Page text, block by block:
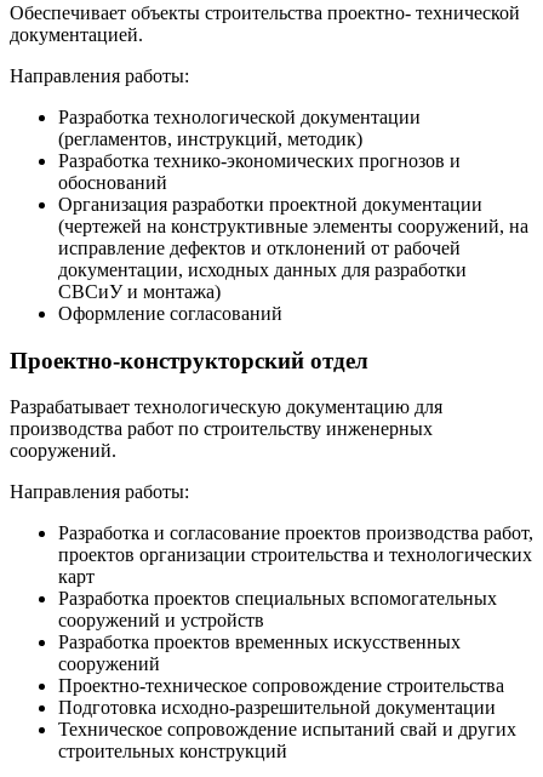
Обеспечивает объекты строительства проектно- технической
документацией.
Направления работы:
Разработка технологической документации
(регламентов, инструкций, методик)
Разработка технико-экономических прогнозов и
обоснований
Организация разработки проектной документации
(чертежей на конструктивные элементы сооружений, на
исправление дефектов и отклонений от рабочей
документации, исходных данных для разработки
СВСиУ и монтажа)
Оформление согласований
Проектно-конструкторский отдел
Разрабатывает технологическую документацию для
производства работ по строительству инженерных
сооружений.
Направления работы:
Разработка и согласование проектов производства работ,
проектов организации строительства и технологических
карт
Разработка проектов специальных вспомогательных
сооружений и устройств
Разработка проектов временных искусственных
сооружений
Проектно-техническое сопровождение строительства
Подготовка исходно-разрешительной документации
Техническое сопровождение испытаний свай и других
строительных конструкций